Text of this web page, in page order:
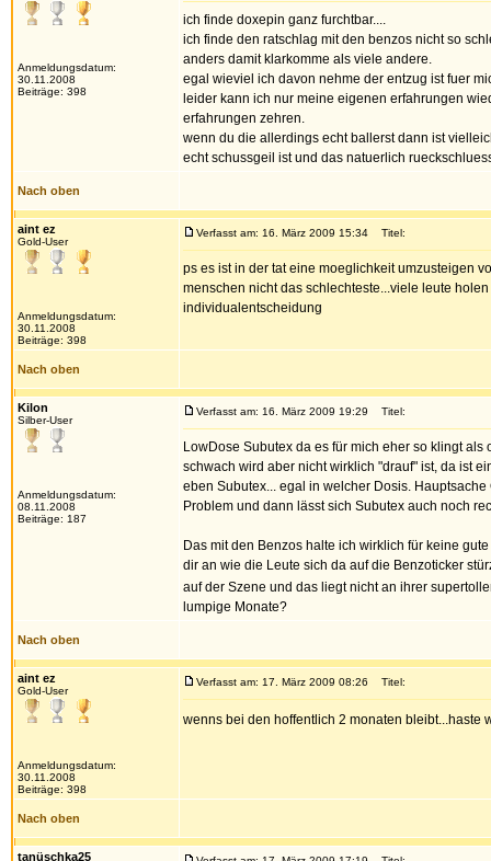
Anmeldungsdatum:
30.11.2008
Beiträge: 398
ich finde doxepin ganz furchtbar....
ich finde den ratschlag mit den benzos nicht so
anders damit klarkomme als viele andere.
egal wieviel ich davon nehme der entzug ist fuer
leider kann ich nur meine eigenen erfahrungen
erfahrungen zehren.
wenn du die allerdings echt ballerst dann ist
echt schussgeil ist und das natuerlich
Nach oben
aint ez
Gold-User
Anmeldungsdatum:
30.11.2008
Beiträge: 398
Verfasst am: 16. März 2009 15:34 Titel:
ps es ist in der tat eine moeglichkeit umzusteigen
menschen nicht das schlechteste...viele leute
individualentscheidung
Nach oben
Kilon
Silber-User
Anmeldungsdatum:
08.11.2008
Beiträge: 187
Verfasst am: 16. März 2009 19:29 Titel:
LowDose Subutex da es für mich eher so klingt
schwach wird aber nicht wirklich "drauf" ist, da ist
eben Subutex... egal in welcher Dosis.
Problem und dann lässt sich Subutex auch noch
Das mit den Benzos halte ich wirklich für keine
dir an wie die Leute sich da auf die Benzoticker
auf der Szene und das liegt nicht an ihrer
lumpige Monate?
Nach oben
aint ez
Gold-User
Anmeldungsdatum:
30.11.2008
Beiträge: 398
Verfasst am: 17. März 2009 08:26 Titel:
wenns bei den hoffentlich 2 monaten
Nach oben
tanüschka25